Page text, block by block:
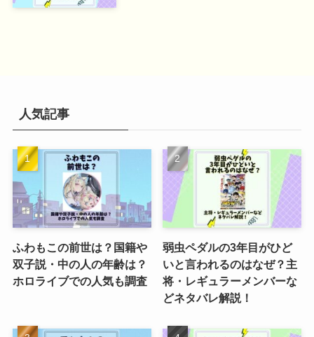
人気記事
ふわもこの前世は？国籍や
双子説・中の人の年齢は？
ホロライブでの人気も調査
弱虫ペダルの3年目がひど
いと言われるのはなぜ？主
将・レギュラーメンバーな
どネタバレ解説！